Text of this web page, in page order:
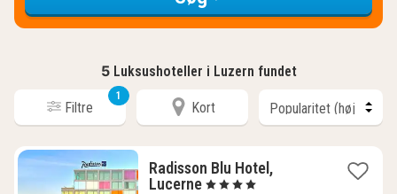
5 Luksushoteller i Luzern fundet
Filtre
1
Kort
Radisson Blu Hotel,
Lucerne1
, 4 Stjerner